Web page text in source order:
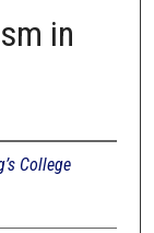
in
College